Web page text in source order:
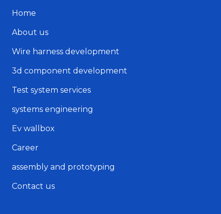
Home
About us
Wire harness development
3d component development
Test system services
systems engineering
Ev wallbox
Career
assembly and prototyping
Contact us